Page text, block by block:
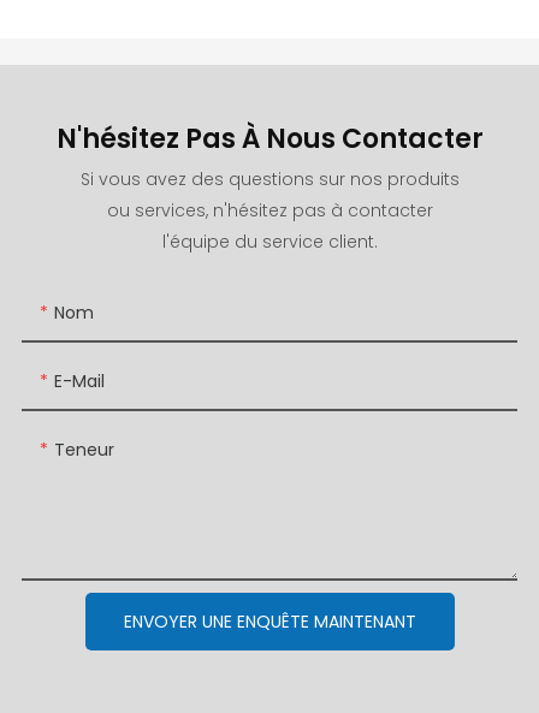
N'hésitez Pas À Nous Contacter
Si vous avez des questions sur nos produits
ou services, n'hésitez pas à contacter
l'équipe du service client.
Nom
E-Mail
Teneur
ENVOYER UNE ENQUÊTE MAINTENANT